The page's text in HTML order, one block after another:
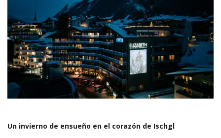
Un invierno de ensueño en el corazón de Ischgl